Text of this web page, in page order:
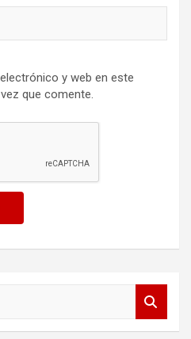
y web en este
que comente.